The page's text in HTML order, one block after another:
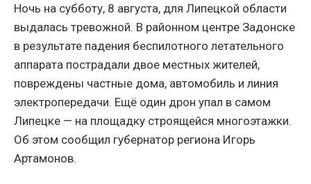
Ночь на субботу, 8 августа, для Липецкой области
выдалась тревожной. В районном центре Задонске
в результате падения беспилотного летательного
аппарата пострадали двое местных жителей,
повреждены частные дома, автомобиль и линия
электропередачи. Ещё один дрон упал в самом
Липецке — на площадку строящейся многоэтажки.
Об этом сообщил губернатор региона Игорь
Артамонов.